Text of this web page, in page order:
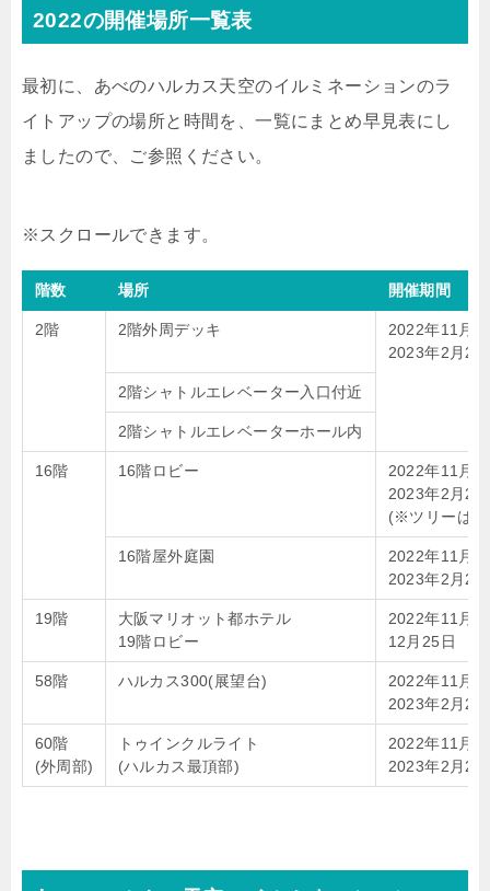
2022の開催場所一覧表
最初に、あべのハルカス天空のイルミネーションのラ
イトアップの場所と時間を、一覧にまとめ早見表にし
ましたので、ご参照ください。
階数 場所 開催期間
2階 2階外周デッキ
2022年11月1
2023年2月28
2階シャトルエレベーター入口付近
2階シャトルエレベーターホール内
16階 16階ロビー
2022年11月1
2023年2月28
(※ツリーは
16階屋外庭園
2022年11月1
2023年2月28
19階
大阪マリオット都ホテル
19階ロビー
2022年11月1
12月25日
58階 ハルカス300(展望台)
2022年11月1
2023年2月28
60階
(外周部)
トゥインクルライト
(ハルカス最頂部)
2022年11月1
2023年2月28